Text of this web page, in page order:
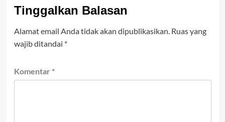
Tinggalkan Balasan
Alamat email Anda tidak akan dipublikasikan. Ruas yang
wajib ditandai *
Komentar *